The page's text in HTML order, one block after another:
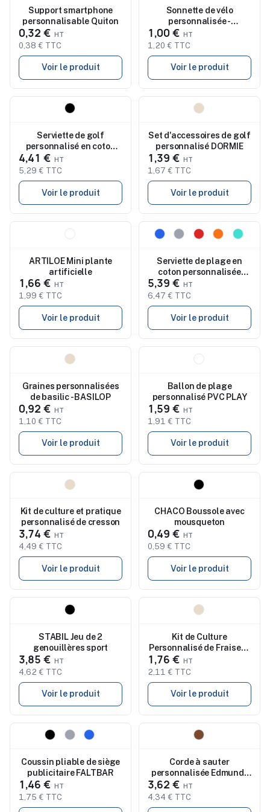
Support smartphone
personnalisable Quiton
0,32 €
0,38 € TTC
Voir le produit
Sonnette de vélo
personnalisée -
RINGRING
1,00 €
1,20 € TTC
Voir le produit
Serviette de golf
personnalisé en coton
HITOWGO
4,41 €
5,29 € TTC
Voir le produit
Set d'accessoires de golf
personnalisé DORMIE
1,39 €
1,67 € TTC
Voir le produit
ARTILOE Mini plante
artificielle
1,66 €
1,99 € TTC
Voir le produit
Nouveau
Serviette de plage en
coton personnalisée
MALIBU
5,39 €
6,47 € TTC
Voir le produit
Graines personnalisées
de basilic - BASILOP
0,92 €
1,10 € TTC
Voir le produit
Ballon de plage
personnalisé PVC PLAY
1,59 €
1,91 € TTC
Voir le produit
Kit de culture et pratique
personnalisé de cresson
3,74 €
4,49 € TTC
Voir le produit
CHACO Boussole avec
mousqueton
0,49 €
0,59 € TTC
Voir le produit
STABIL Jeu de 2
genouillères sport
3,85 €
4,62 € TTC
Voir le produit
Kit de Culture
Personnalisé de Fraises -
FRESA KIT
1,76 €
2,11 € TTC
Voir le produit
Nouveau
Coussin pliable de siège
publicitaire FALTBAR
1,46 €
1,75 € TTC
Corde à sauter
personnalisée Edmund |
Coton recyclé
3,62 €
4,34 € TTC